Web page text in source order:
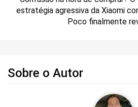
estratégia agressiva da Xiaomi
Poco finalmente
Sobre o Autor